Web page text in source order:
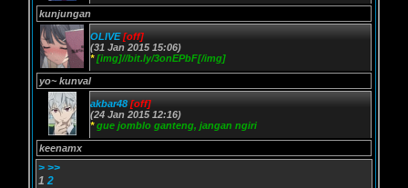
kunjungan
OLIVE [off]
(31 Jan 2015 15:06)
* [img]//bit.ly/3onEPbF[/img]
yo~ kunval
akbar48 [off]
(24 Jan 2015 12:16)
* gue jomblo ganteng, jangan ngiri
keenamx
> >>
1 2